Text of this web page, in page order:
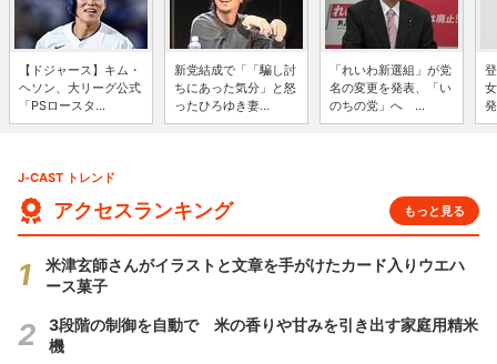
【ドジャース】キム・
ヘソン、大リーグ公式
「PSロースタ...
新党結成で「「騙し討
ちにあった気分」と怒
ったひろゆき妻...
「れいわ新選組」が党
名の変更を発表、「い
のちの党」へ ...
J-CAST トレンド
アクセスランキング もっと見る
米津玄師さんがイラストと文章を手がけたカード入りウエハ
ース菓子
3段階の制御を自動で 米の香りや甘みを引き出す家庭用精米
機